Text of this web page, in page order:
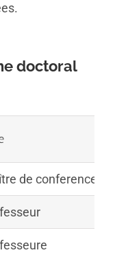
doctoral
de conferences